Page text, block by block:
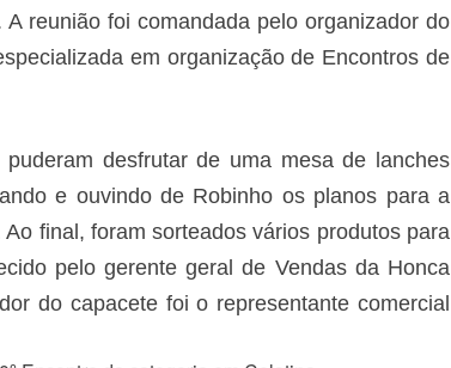
reunião foi comandada pelo organizador do
em organização de Encontros de
desfrutar de uma mesa de lanches
e ouvindo de Robinho os planos para a
final, foram sorteados vários produtos para
pelo gerente geral de Vendas da Honca
do capacete foi o representante comercial